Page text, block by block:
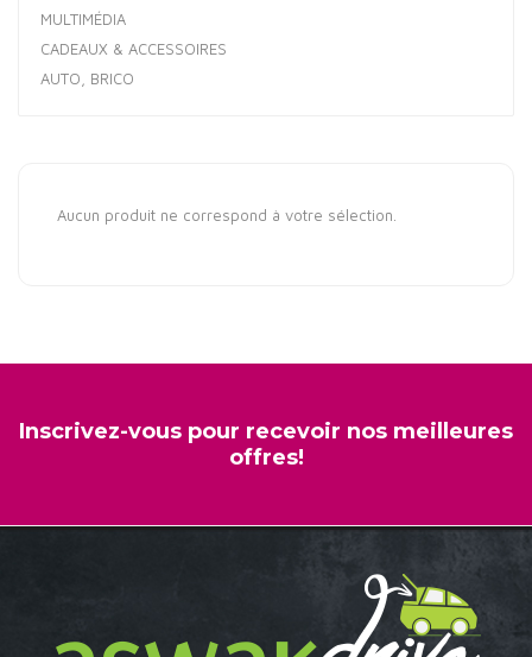
MULTIMÉDIA
CADEAUX & ACCESSOIRES
AUTO, BRICO
Aucun produit ne correspond à votre sélection.
Inscrivez-vous pour recevoir nos meilleures
offres!